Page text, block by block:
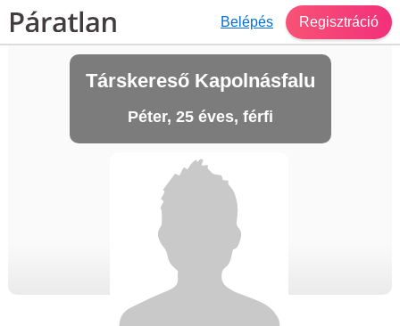
Belépés Regisztráció
Társkereső Kapolnásfalu
Péter, 25 éves, férfi